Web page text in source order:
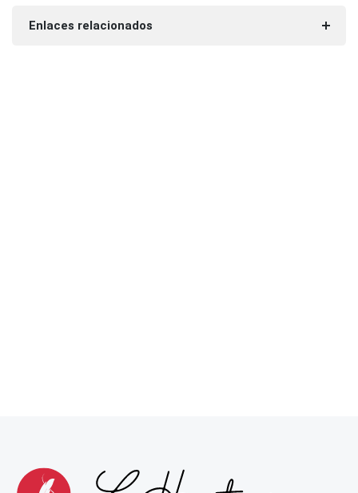
Enlaces relacionados